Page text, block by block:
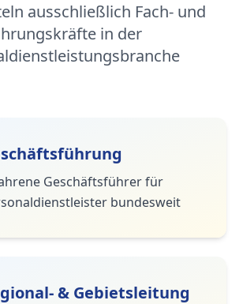
ausschließlich Fach- und
in der
Geschäftsführer für
bundesweit
& Gebietsleitung